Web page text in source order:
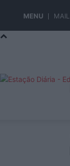
MENU MAIL